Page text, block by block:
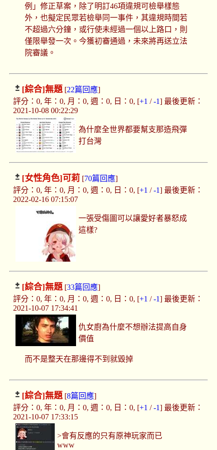
例」修正草案，除了明訂46項違規可檢舉樣態
外，也擬定民眾若檢舉同一事件，其違規時間若
不超過六分鐘，或行使未經過一個以上路口，則
僅限舉發一次。今獲初審通過，未來將再送立法
院審議。
[綜合]無題[22篇回應]
評分：0, 年：0, 月：0, 週：0, 日：0, [+1 /-1] 最後更新：
2021-10-08 00:22:29
為什麼全世界都要幫支那造飛彈
打台灣
[女性角色]可莉 [70篇回應]
評分：0, 年：0, 月：0, 週：0, 日：0, [+1 /-1] 最後更新：
2022-02-16 07:15:07
一張受傷圖可以讓愛好者暴怒成
這樣?
[綜合]無題[33篇回應]
評分：0, 年：0, 月：0, 週：0, 日：0, [+1 /-1] 最後更新：
2021-10-07 17:34:41
仇女廚為什麼不想辦法提高自身
價值
而不是整天在那邊得不到就毀掉
[綜合]無題[8篇回應]
評分：0, 年：0, 月：0, 週：0, 日：0, [+1 /-1] 最後更新：
2021-10-07 17:33:15
>會有反應的只有原神玩家而已
www